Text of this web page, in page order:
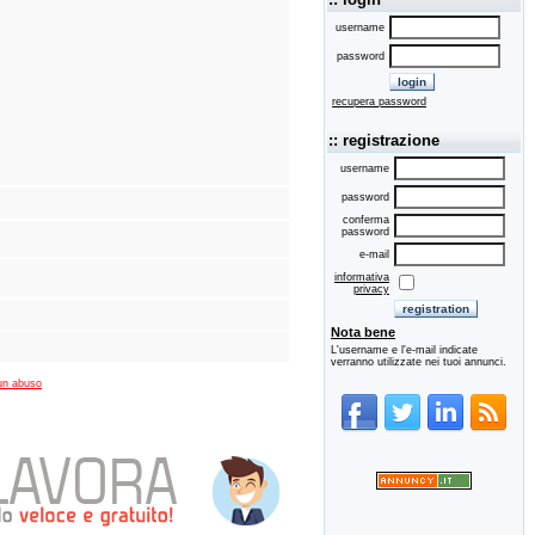
abuso
username
password
recupera password
:: registrazione
username
password
conferma
password
e-mail
informativa
privacy
Nota bene
L'username e l'e-mail indicate
verranno utilizzate nei tuoi annunci.